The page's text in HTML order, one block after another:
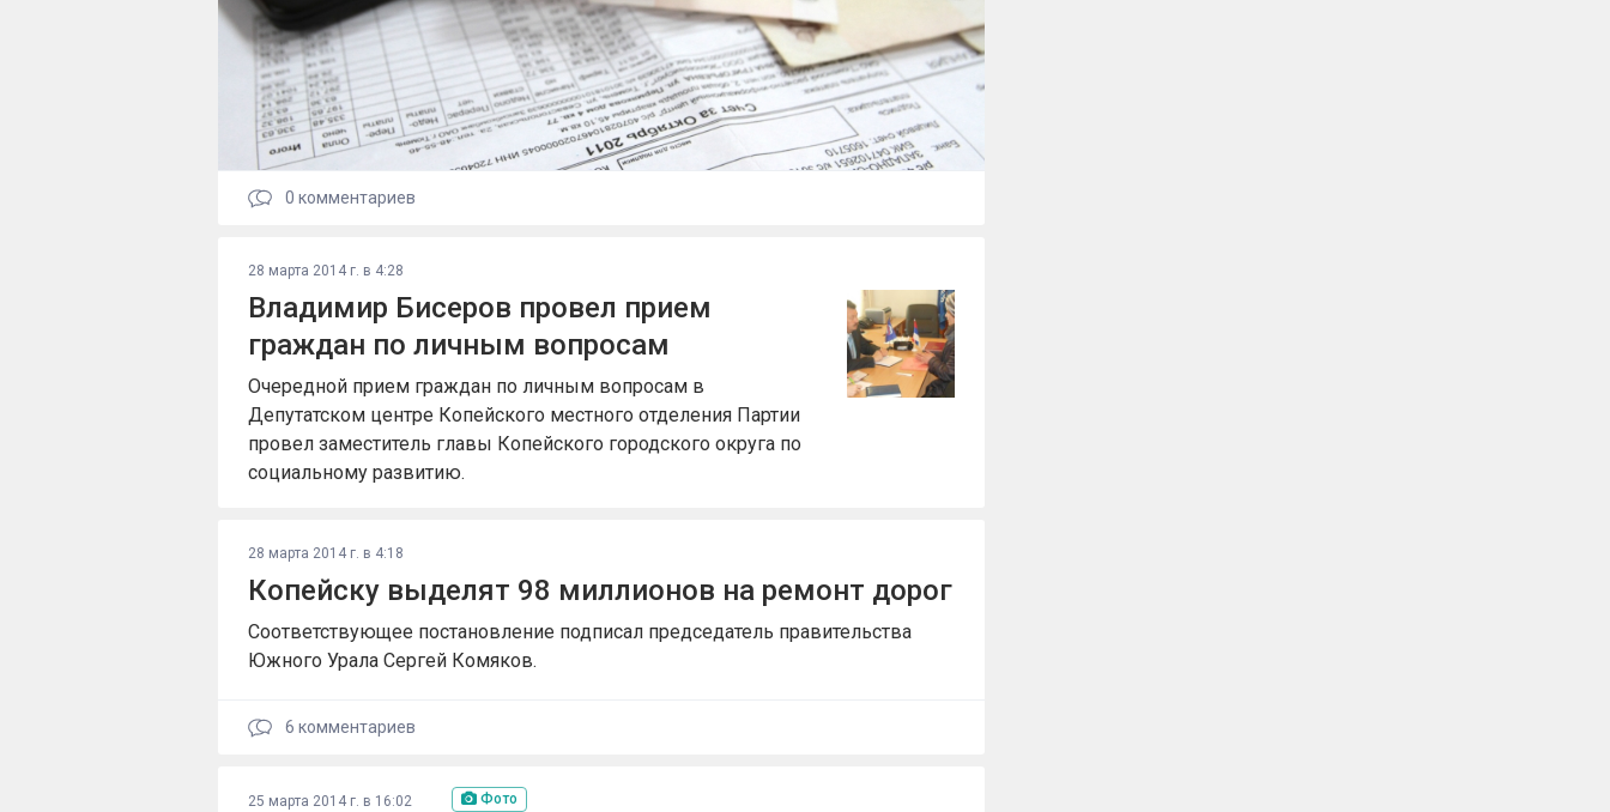
0 комментариев
28 марта 2014 г. в 4:28
Владимир Бисеров провел прием
граждан по личным вопросам
Очередной прием граждан по личным вопросам в
Депутатском центре Копейского местного отделения Партии
провел заместитель главы Копейского городского округа по
социальному развитию.
28 марта 2014 г. в 4:18
Копейску выделят 98 миллионов на ремонт дорог
Соответствующее постановление подписал председатель правительства
Южного Урала Сергей Комяков.
6 комментариев
25 марта 2014 г. в 16:02 Фото